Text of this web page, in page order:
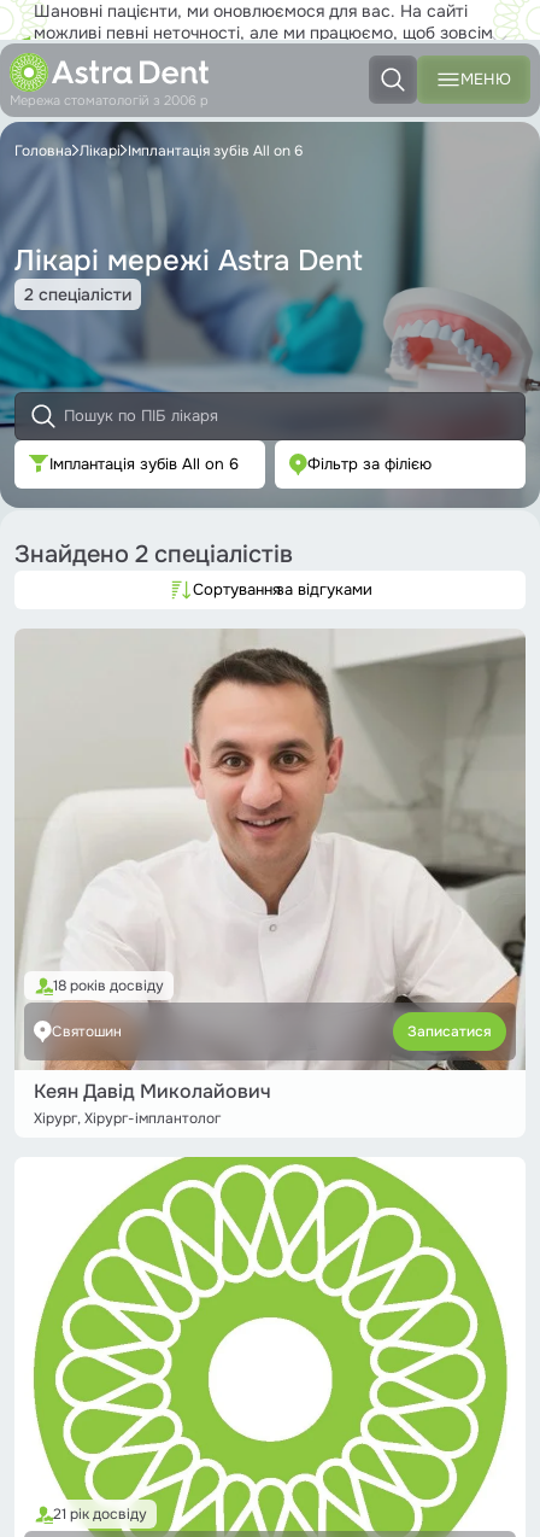
Шановні пацієнти, ми оновлюємося для вас. На сайті
можливі певні неточності, але ми працюємо, щоб зовсім
скоро ви з задоволенням користувалися новим сайтом на
повну!
Мережа стоматологій з 2006 р
МЕНЮ
Головна Лікарі Імплантація зубів All on 6
Лікарі мережі Astra Dent
2 спеціалісти
Імплантація зубів All on 6 Фільтр за філією
Знайдено 2 спеціалістів
Сортуванняза відгуками
18 років досвіду
Святошин Записатися
Кеян Давід Миколайович
Хірург, Хірург-імплантолог
21 рік досвіду